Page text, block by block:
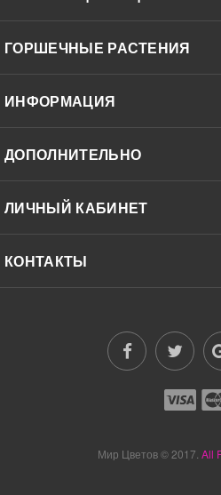
ГОРШЕЧНЫЕ РАСТЕНИЯ
ИНФОРМАЦИЯ
ДОПОЛНИТЕЛЬНО
ЛИЧНЫЙ КАБИНЕТ
КОНТАКТЫ
Мир Цветов© 2017. All